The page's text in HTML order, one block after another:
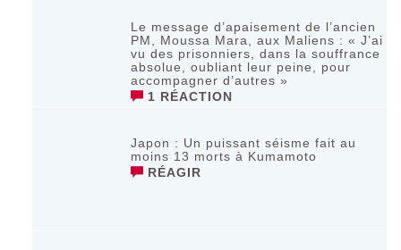
Le message d’apaisement de l’ancien
PM, Moussa Mara, aux Maliens : « J’ai
vu des prisonniers, dans la souffrance
absolue, oubliant leur peine, pour
accompagner d’autres »
1 RÉACTION
‎Japon : Un puissant séisme fait au
moins 13 morts à Kumamoto ‎
RÉAGIR